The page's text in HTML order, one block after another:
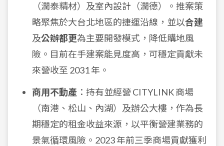
（潤泰精材）及室內設計（潤德）。推案策
略聚焦於大台北地區的捷運沿線，並以合建
及公辦都更為主要開發模式，降低購地風
險。目前在手建案能見度高，可穩定貢獻未
來營收至 2031 年。
商用不動產 ：持有並經營 CITYLINK 商場
（南港、松山、內湖）及辦公大樓，作為長
期穩定的租金收益來源，以平衡營建業務的
景氣循環風險。2023 年前三季商場貢獻獲利